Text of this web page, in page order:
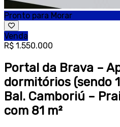
Pronto para Morar
Venda
R$ 1.550.000
Portal da Brava –
dormitórios (sendo
Bal. Camboriú –
com 81 m²